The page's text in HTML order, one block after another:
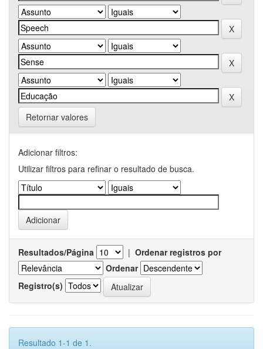
Retornar valores
Adicionar filtros:
Utilizar filtros para refinar o resultado de busca.
Resultados/Página | Ordenar registros por
Ordenar
Registro(s)
Resultado 1-1 de 1.